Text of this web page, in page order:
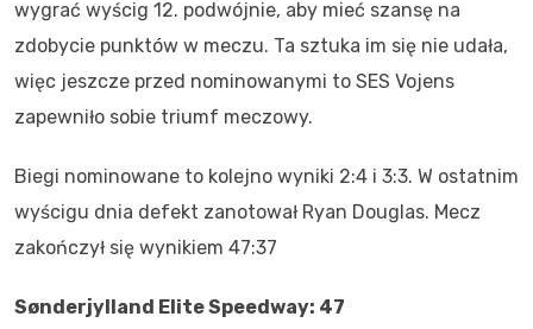
wygrać wyścig 12. podwójnie, aby mieć szansę na
zdobycie punktów w meczu. Ta sztuka im się nie udała,
więc jeszcze przed nominowanymi to SES Vojens
zapewniło sobie triumf meczowy.
Biegi nominowane to kolejno wyniki 2:4 i 3:3. W ostatnim
wyścigu dnia defekt zanotował Ryan Douglas. Mecz
zakończył się wynikiem 47:37
Sønderjylland Elite Speedway: 47